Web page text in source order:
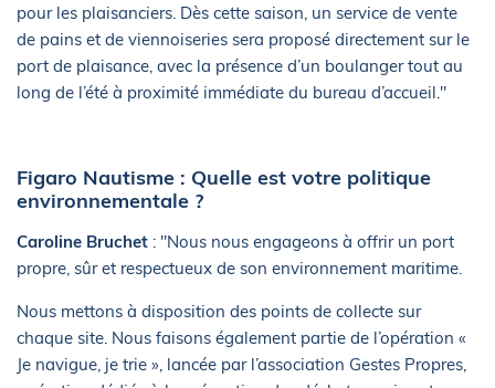
pour les plaisanciers. Dès cette saison, un service de vente
de pains et de viennoiseries sera proposé directement sur le
port de plaisance, avec la présence d’un boulanger tout au
long de l’été à proximité immédiate du bureau d’accueil."
Figaro Nautisme : Quelle est votre politique
environnementale ?
Caroline Bruchet : "Nous nous engageons à offrir un port
propre, sûr et respectueux de son environnement maritime.
Nous mettons à disposition des points de collecte sur
chaque site. Nous faisons également partie de l’opération «
Je navigue, je trie », lancée par l’association Gestes Propres,